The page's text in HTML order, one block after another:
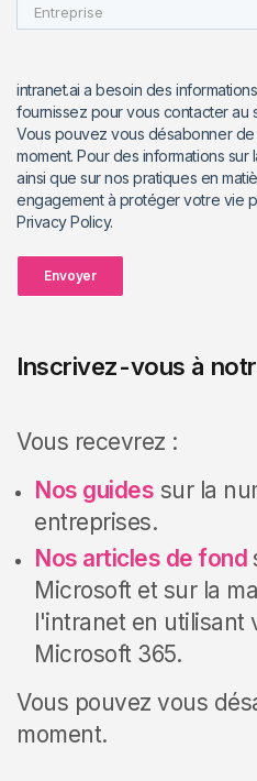
intranet.ai a besoin des
fournissez pour vous contacter au
Vous pouvez vous désabonner de
moment. Pour des informations
ainsi que sur nos pratiques en
engagement à protéger votre vie
Privacy Policy.
Envoyer
Inscrivez-vous à
Vous recevrez :
Nos guides sur la
entreprises.
Nos articles de fond
Microsoft et sur la
l'intranet en utilisant
Microsoft 365.
Vous pouvez vous
moment.